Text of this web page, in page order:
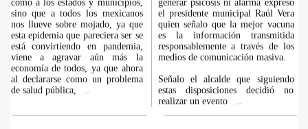
como a los estados y municipios,
sino que a todos los mexicanos
nos llueve sobre mojado, ya que
esta epidemia que pareciera ser se
está convirtiendo en pandemia,
viene a agravar aún más la
economía de todos, ya que ahora
al declararse como un problema
de salud pública,
generar psicosis ni alarma expreso
el presidente municipal Raúl Vera
quien señalo que la mejor vacuna
es la información transmitida
responsablemente a través de los
medios de comunicación masiva.
Señalo el alcalde que siguiendo
estas disposiciones decidió no
realizar un evento